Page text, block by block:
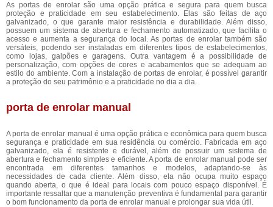
As portas de enrolar são uma opção prática e segura para quem busca
proteção e praticidade em seu estabelecimento. Elas são feitas de aço
galvanizado, o que garante maior resistência e durabilidade. Além disso,
possuem um sistema de abertura e fechamento automatizado, que facilita o
acesso e aumenta a segurança do local. As portas de enrolar também são
versáteis, podendo ser instaladas em diferentes tipos de estabelecimentos,
como lojas, galpões e garagens. Outra vantagem é a possibilidade de
personalização, com opções de cores e acabamentos que se adequam ao
estilo do ambiente. Com a instalação de portas de enrolar, é possível garantir
a proteção do seu patrimônio e a praticidade no dia a dia.
porta de enrolar manual
A porta de enrolar manual é uma opção prática e econômica para quem busca
segurança e praticidade em sua residência ou comércio. Fabricada em aço
galvanizado, ela é resistente e durável, além de possuir um sistema de
abertura e fechamento simples e eficiente. A porta de enrolar manual pode ser
encontrada em diferentes tamanhos e modelos, adaptando-se às
necessidades de cada cliente. Além disso, ela não ocupa muito espaço
quando aberta, o que é ideal para locais com pouco espaço disponível. É
importante ressaltar que a manutenção preventiva é fundamental para garantir
o bom funcionamento da porta de enrolar manual e prolongar sua vida útil.